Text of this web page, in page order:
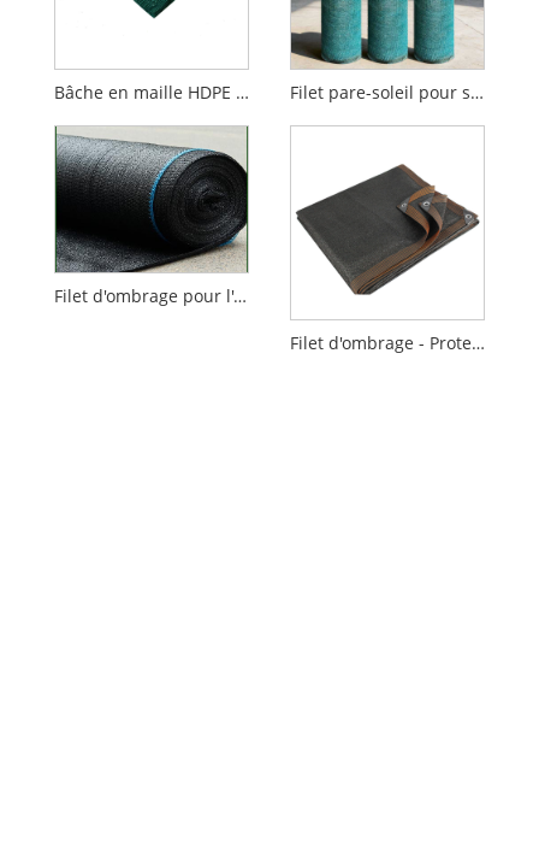
Bâche en maille HDPE pour camion, auvent extérieur coupe-vent avec œillets pour remorque de stationnement, étang à poissons Filet pare-soleil pour serre agricole, pépinière, jardin, tissu d'ombrage
Filet d'ombrage pour l'agriculture
Filet d'ombrage - Protection de jardin robuste et résistante aux UV